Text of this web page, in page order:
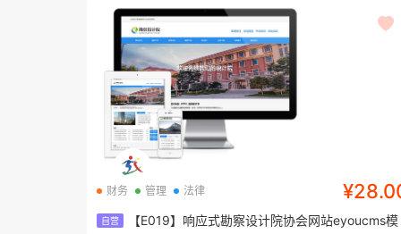
财务 管理 法律
自营
【E019】响应式勘察设计院协会网站eyoucms模